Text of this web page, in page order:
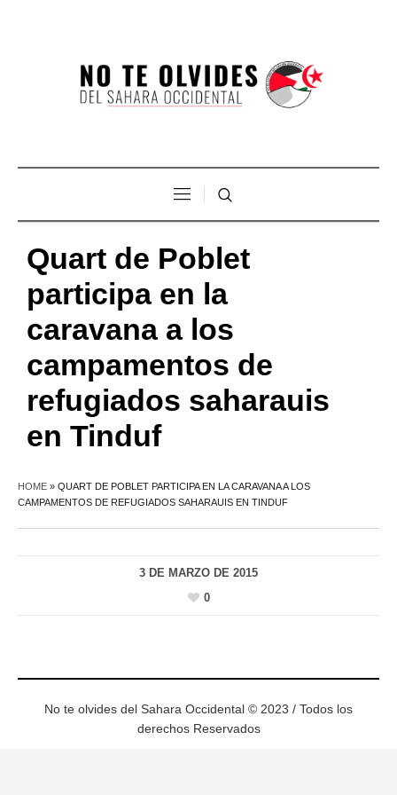
Quart de Poblet
participa en la
caravana a los
campamentos de
refugiados saharauis
en Tinduf
HOME » QUART DE POBLET PARTICIPA EN LA CARAVANA A LOS
CAMPAMENTOS DE REFUGIADOS SAHARAUIS EN TINDUF
3 DE MARZO DE 2015
0
No te olvides del Sahara Occidental © 2023 / Todos los
derechos Reservados